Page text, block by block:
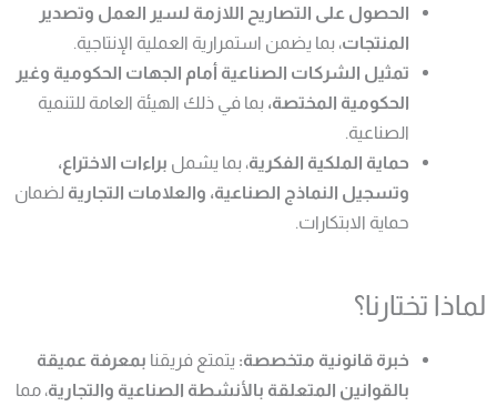
الحصول على التصاريح اللازمة لسير العمل وتصدير
المنتجات، بما يضمن استمرارية العملية الإنتاجية.
تمثيل الشركات الصناعية أمام الجهات الحكومية وغير
الحكومية المختصة،بما في ذلك الهيئة العامة للتنمية
الصناعية.
حماية الملكية الفكرية، بما يشمل براءات الاختراع،
وتسجيل النماذج الصناعية، والعلامات التجاريةلضمان
حماية الابتكارات.
لماذا تختارنا؟
خبرة قانونية متخصصة:يتمتع فريقنابمعرفة عميقة
بالقوانين المتعلقة بالأنشطة الصناعية والتجارية، مما